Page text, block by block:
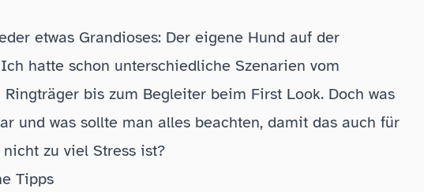
etwas Grandioses: Der eigene Hund auf der
hatte schon unterschiedliche Szenarien vom
bis zum Begleiter beim First Look. Doch was
und was sollte man alles beachten, damit das auch für
zu viel Stress ist?
Tipps